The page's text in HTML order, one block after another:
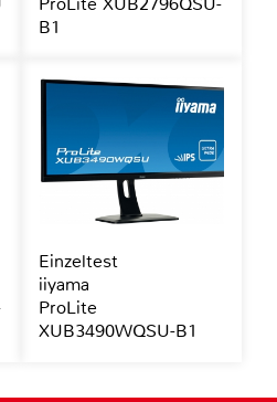
B1
Einzeltest
iiyama
ProLite
XUB3490WQSU-B1